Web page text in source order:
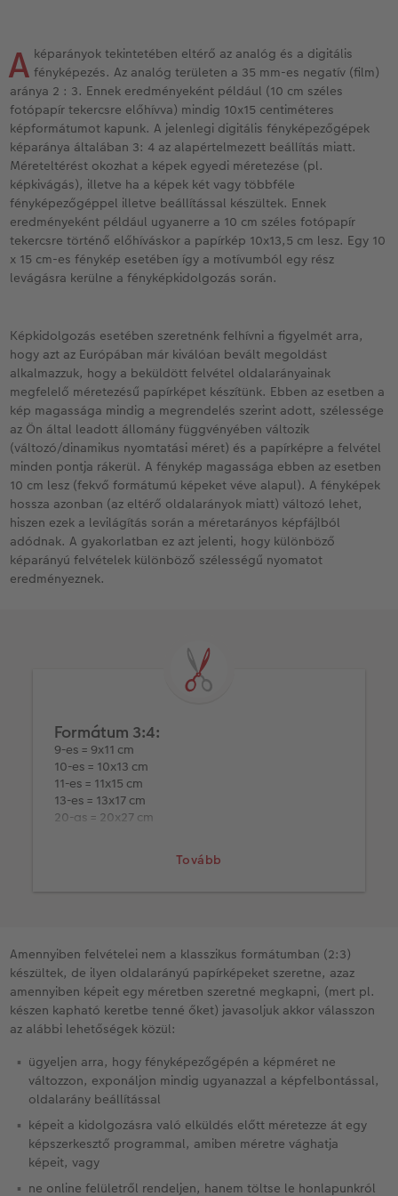
Így működik
Kids CEWE FOTÓKÖNYV
Art Collection CEWE FOTÓKÖNYV
Kiegészítők
CEWE myPhotos
Képméretek
Prémium poszter
Art Prints
Fotókidolgozás normál
Fényképtároló dobozok
Fotócsomagok
Azonnali fotókidolgozás
Matrica nyomtatás azonnal
Kiegészítők
CEWE myPhotos
Galériafotó
Habkarton
Esküvői köszöntő tábla
Poszterléc
Hexxas
Fafotó
Fotókollázsok
Fotószalag
XXL Retró fotó
Kiegészítők
CEWE myPhotos
Kiskedvencek világa
Iskolaszer és irodaszer
Fényképes ajándékdobozok
Textíliák
Art Prints
Fényképes naptárak
CEWE myPhotos
CEWE myPhotos
Fotózási tippek és trükkök
Hogyan készíts jobb képeket a
Híreink
CEWE sztorik
Egyedi ajándékötletek
Ajándékötletek szeretteinek
Esküvő
CEWE myPhotos
A képarányok tekintetében eltérő az analóg és a digitális
fényképezés. Az analóg területen a 35 mm-es negatív (film)
aránya 2 : 3. Ennek eredményeként például (10 cm széles
fotópapír tekercsre előhívva) mindig 10x15 centiméteres
képformátumot kapunk. A jelenlegi digitális fényképezőgépek
képaránya általában 3: 4 az alapértelmezett beállítás miatt.
Méreteltérést okozhat a képek egyedi méretezése (pl.
képkivágás), illetve ha a képek két vagy többféle
fényképezőgéppel illetve beállítással készültek. Ennek
eredményeként például ugyanerre a 10 cm széles fotópapír
tekercsre történő előhíváskor a papírkép 10x13,5 cm lesz. Egy 10
x 15 cm-es fénykép esetében így a motívumból egy rész
levágásra kerülne a fényképkidolgozás során.
Képkidolgozás esetében szeretnénk felhívni a figyelmét arra,
hogy azt az Európában már kiválóan bevált megoldást
alkalmazzuk, hogy a beküldött felvétel oldalarányainak
megfelelő méretezésű papírképet készítünk. Ebben az esetben a
kép magassága mindig a megrendelés szerint adott, szélessége
az Ön által leadott állomány függvényében változik
(változó/dinamikus nyomtatási méret) és a papírképre a felvétel
minden pontja rákerül. A fénykép magassága ebben az esetben
10 cm lesz (fekvő formátumú képeket véve alapul). A fényképek
hossza azonban (az eltérő oldalarányok miatt) változó lehet,
hiszen ezek a levilágítás során a méretarányos képfájlból
adódnak. A gyakorlatban ez azt jelenti, hogy különböző
képarányú felvételek különböző szélességű nyomatot
eredményeznek.
Tovább
Formátum 3:4:
9-es = 9x11 cm
10-es = 10x13 cm
11-es = 11x15 cm
13-es = 13x17 cm
20-as = 20x27 cm
Amennyiben felvételei nem a klasszikus formátumban (2:3)
készültek, de ilyen oldalarányú papírképeket szeretne, azaz
amennyiben képeit egy méretben szeretné megkapni, (mert pl.
készen kapható keretbe tenné őket) javasoljuk akkor válasszon
az alábbi lehetőségek közül:
ügyeljen arra, hogy fényképezőgépén a képméret ne
változzon, exponáljon mindig ugyanazzal a képfelbontással,
oldalarány beállítással
képeit a kidolgozásra való elküldés előtt méretezze át egy
képszerkesztő programmal, amiben méretre vághatja
képeit, vagy
ne online felületről rendeljen, hanem töltse le honlapunkról